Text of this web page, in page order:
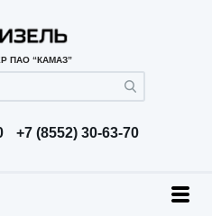
ПАО “КАМАЗ”
+7 (8552) 30-63-70